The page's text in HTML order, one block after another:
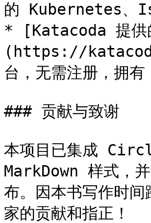
的 Kubernetes、
* [Katacoda 提
(https://
台，无需注册，拥
### 贡献与致谢
本项目已集成
MarkDown 样式
布。因本书写作时
家的贡献和指正！